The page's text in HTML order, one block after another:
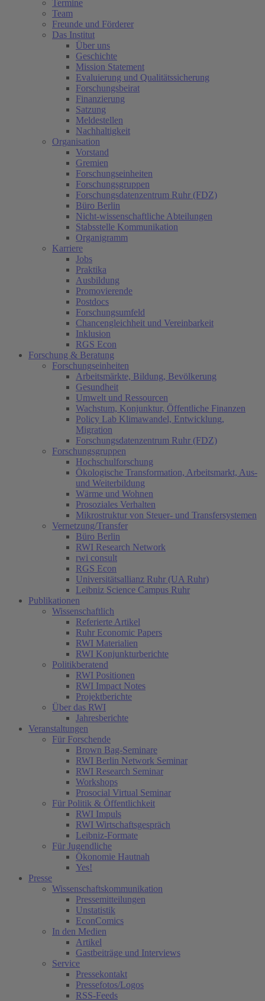
Termine
Team
Freunde und Förderer
Das Institut
Über uns
Geschichte
Mission Statement
Evaluierung und Qualitätssicherung
Forschungsbeirat
Finanzierung
Satzung
Meldestellen
Nachhaltigkeit
Organisation
Vorstand
Gremien
Forschungseinheiten
Forschungsgruppen
Forschungsdatenzentrum Ruhr (FDZ)
Büro Berlin
Nicht-wissenschaftliche Abteilungen
Stabsstelle Kommunikation
Organigramm
Karriere
Jobs
Praktika
Ausbildung
Promovierende
Postdocs
Forschungsumfeld
Chancengleichheit und Vereinbarkeit
Inklusion
RGS Econ
Forschung & Beratung
Forschungseinheiten
Arbeitsmärkte, Bildung, Bevölkerung
Gesundheit
Umwelt und Ressourcen
Wachstum, Konjunktur, Öffentliche Finanzen
Policy Lab Klimawandel, Entwicklung,
Migration
Forschungsdatenzentrum Ruhr (FDZ)
Forschungsgruppen
Hochschulforschung
Ökologische Transformation, Arbeitsmarkt, Aus-
und Weiterbildung
Wärme und Wohnen
Prosoziales Verhalten
Mikrostruktur von Steuer- und Transfersystemen
Vernetzung/Transfer
Büro Berlin
RWI Research Network
rwi consult
RGS Econ
Universitätsallianz Ruhr (UA Ruhr)
Leibniz Science Campus Ruhr
Publikationen
Wissenschaftlich
Referierte Artikel
Ruhr Economic Papers
RWI Materialien
RWI Konjunkturberichte
Politikberatend
RWI Positionen
RWI Impact Notes
Projektberichte
Über das RWI
Jahresberichte
Veranstaltungen
Für Forschende
Brown Bag-Seminare
RWI Berlin Network Seminar
RWI Research Seminar
Workshops
Prosocial Virtual Seminar
Für Politik & Öffentlichkeit
RWI Impuls
RWI Wirtschaftsgespräch
Leibniz-Formate
Für Jugendliche
Ökonomie Hautnah
Yes!
Presse
Wissenschaftskommunikation
Pressemitteilungen
Unstatistik
EconComics
In den Medien
Artikel
Gastbeiträge und Interviews
Service
Pressekontakt
Pressefotos/Logos
RSS-Feeds